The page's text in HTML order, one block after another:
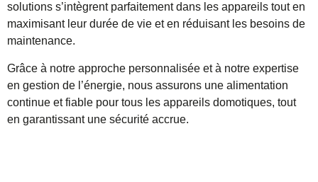
solutions s’intègrent parfaitement dans les appareils tout en
maximisant leur durée de vie et en réduisant les besoins de
maintenance.
Grâce à notre approche personnalisée et à notre expertise
en gestion de l’énergie, nous assurons une alimentation
continue et fiable pour tous les appareils domotiques, tout
en garantissant une sécurité accrue.